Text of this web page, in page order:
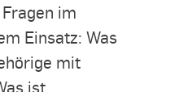
im
Einsatz: Was
mit
ist